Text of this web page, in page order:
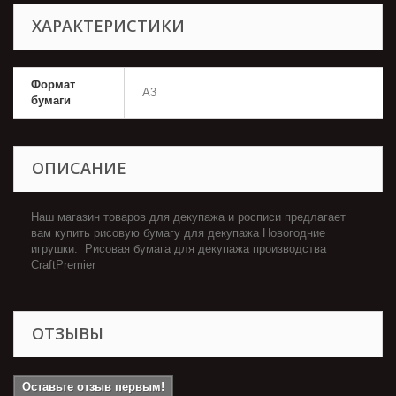
ХАРАКТЕРИСТИКИ
Формат
бумаги
А3
ОПИСАНИЕ
Наш магазин товаров для декупажа и росписи предлагает
вам купить рисовую бумагу для декупажа Новогодние
игрушки. Рисовая бумага для декупажа производства
CraftPremier
ОТЗЫВЫ
Оставьте отзыв первым!